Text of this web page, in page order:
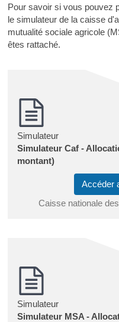
Pour savoir si vous pouvez
le simulateur de la caisse
mutualité sociale agricole
êtes rattaché.
Simulateur
Simulateur Caf -
montant)
Accéder
Caisse nationale
Simulateur
Simulateur MSA -